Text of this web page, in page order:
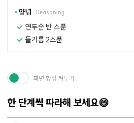
양념 Seasoning
연두순 반 스푼
들기름 2스푼
한 단계씩 따라해 보세요😄
화면 항상 켜두기